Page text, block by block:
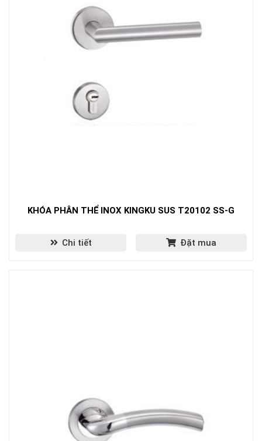
KHÓA PHÂN THỂ INOX KINGKU SUS T20102 SS-G
Chi tiết Đặt mua